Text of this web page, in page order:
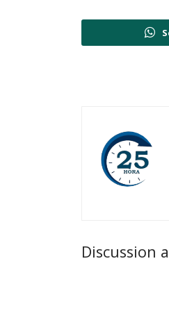
Discussion